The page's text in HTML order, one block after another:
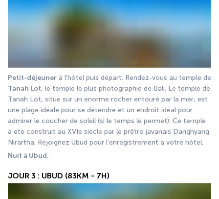
Petit-déjeuner
Tanah Lot, le temple le plus photographié de Bali. Le temple de
Tanah Lot, situé sur un énorme rocher entouré par la mer, est
une plage idéale pour se détendre et un endroit idéal pour
admirer le coucher de soleil (si le temps le permet). Ce temple
a été construit au XVIe siècle par le prêtre javanais Danghyang
Nirartha. Rejoignez Ubud pour l'enregistrement à votre hôtel.
Nuit à Ubud.
JOUR 3 : UBUD (83KM - 7H)